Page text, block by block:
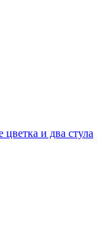
и два стула